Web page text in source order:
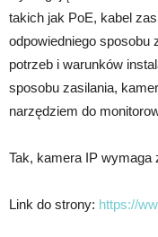
takich jak PoE, kabel
odpowiedniego sposobu
potrzeb i warunków
sposobu zasilania,
narzędziem do
Tak, kamera IP wymaga
Link do strony: https://